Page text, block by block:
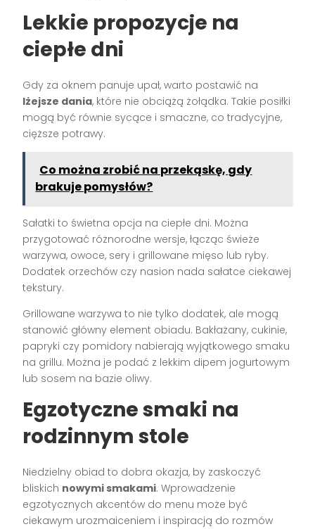
Lekkie propozycje na
ciepłe dni
Gdy za oknem panuje upał, warto postawić na
lżejsze dania, które nie obciążą żołądka. Takie posiłki
mogą być równie sycące i smaczne, co tradycyjne,
cięższe potrawy.
Co można zrobić na przekąskę, gdy
brakuje pomysłów?
Sałatki to świetna opcja na ciepłe dni. Można
przygotować różnorodne wersje, łącząc świeże
warzywa, owoce, sery i grillowane mięso lub ryby.
Dodatek orzechów czy nasion nada sałatce ciekawej
tekstury.
Grillowane warzywa to nie tylko dodatek, ale mogą
stanowić główny element obiadu. Bakłażany, cukinie,
papryki czy pomidory nabierają wyjątkowego smaku
na grillu. Można je podać z lekkim dipem jogurtowym
lub sosem na bazie oliwy.
Egzotyczne smaki na
rodzinnym stole
Niedzielny obiad to dobra okazja, by zaskoczyć
bliskich nowymi smakami. Wprowadzenie
egzotycznych akcentów do menu może być
ciekawym urozmaiceniem i inspiracją do rozmów